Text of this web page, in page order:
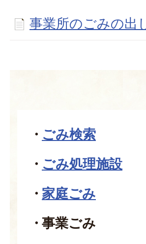
事業所のごみの出
ごみ検索
ごみ処理施設
家庭ごみ
事業ごみ